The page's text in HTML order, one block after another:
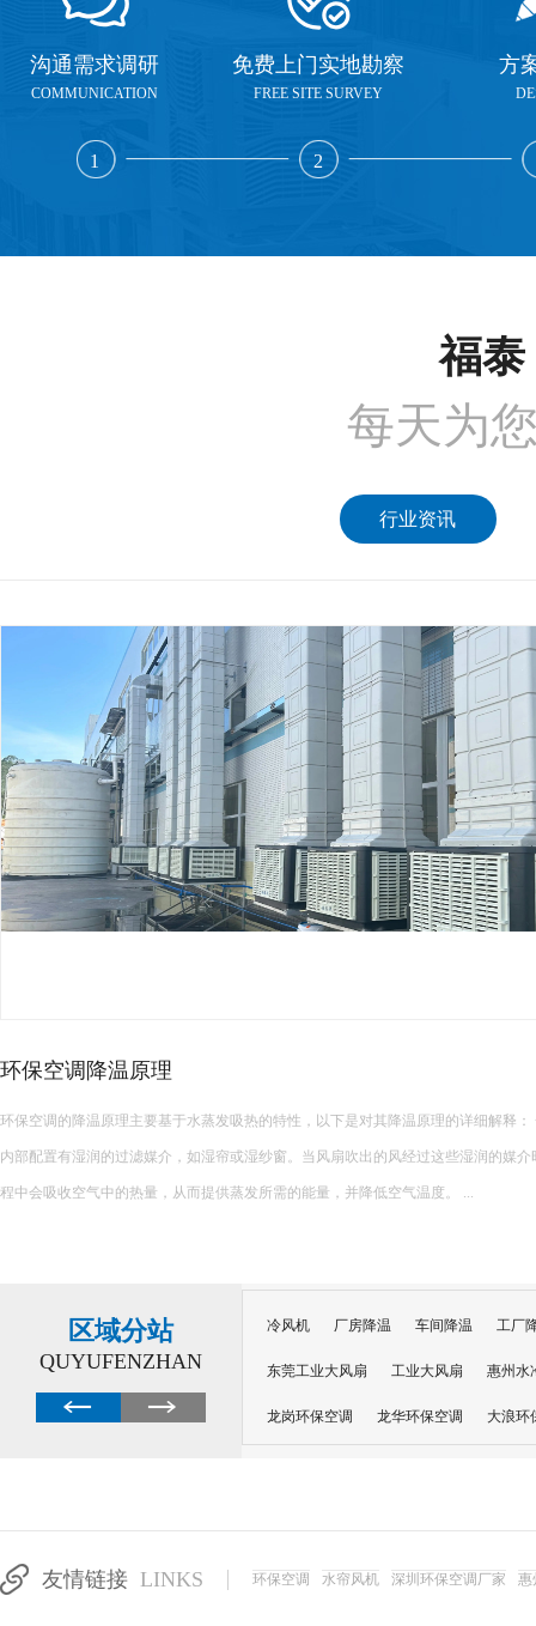
沟通需求调研
COMMUNICATION
1
免费上门实地勘察
FREE SITE SURVEY
2
方
福泰
每天为
行业资讯
环保空调降温原理
环保空调的降温原理主要基于水蒸发吸热的特性，以下是对其降温原理的详细解释： 一、核心原理 环保空调
内部配置有湿润的过滤媒介，如湿帘或湿纱窗。当风扇吹出的风经过这些湿润的媒
程中会吸收空气中的热量，从而提供蒸发所需的能量，并降低空气温度。 ...
区域分站
QUYUFENZHAN
冷风机 厂房降温 车间降温 工厂
东莞工业大风扇 工业大风扇 惠州水
龙岗环保空调 龙华环保空调 大浪环
友情链接 LINKS 环保空调 水帘风机 深圳环保空调厂家 惠